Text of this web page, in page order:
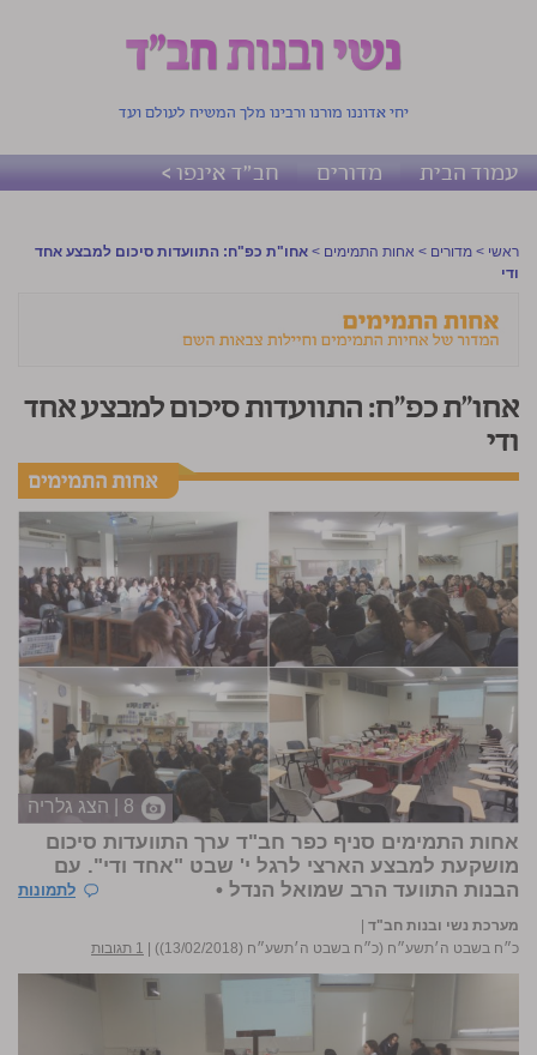
יחי אדוננו מורנו ורבינו מלך המשיח לעולם ועד
עמוד הבית מדורים חב"ד אינפו >
ראשי > מדורים > אחות התמימים > אחו"ת כפ"ח: התוועדות סיכום למבצע אחד
ודי
אחו"ת כפ"ח: התוועדות סיכום למבצע אחד
ודי
8 | הצג גלריה
אחות התמימים סניף כפר חב"ד ערך התוועדות סיכום
מושקעת למבצע הארצי לרגל י' שבט "אחד ודי". עם
הבנות התוועד הרב שמואל הנדל •
לתמונות
מערכת נשי ובנות חב"ד
כ״ח בשבט ה׳תשע״ח (כ״ח בשבט ה׳תשע״ח (13/02/2018))
1 תגובות